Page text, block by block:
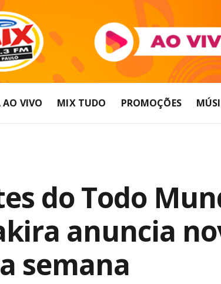
VIVO MIX TUDO PROMOÇÕES
do Todo
anuncia
semana